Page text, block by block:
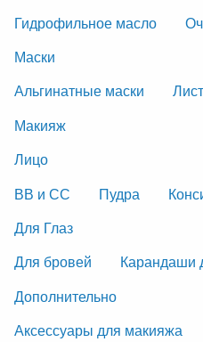
Гидрофильное масло
Маски
Альгинатные маски
Макияж
Лицо
ВВ и СС
Пудра
Для Глаз
Для бровей
Карандаши
Дополнительно
Аксессуары для макияжа